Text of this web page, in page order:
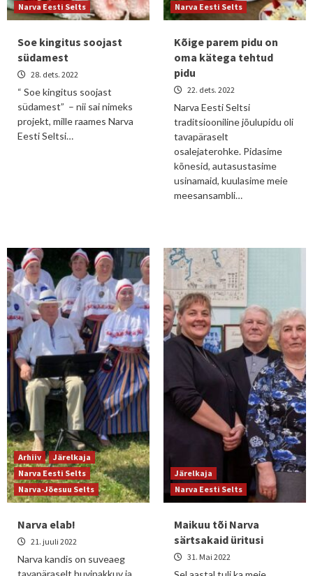
Narva Eesti Selts
Soe kingitus soojast
südamest
28. dets. 2022
“ Soe kingitus soojast
südamest” – nii sai nimeks
projekt, mille raames Narva
Eesti Seltsi…
Narva Eesti Selts
Kõige parem pidu on
oma kätega tehtud
pidu
22. dets. 2022
Narva Eesti Seltsi
traditsiooniline jõulupidu oli
tavapäraselt
osalejaterohke. Pidasime
kõnesid, autasustasime
usinamaid, kuulasime meie
meesansambli…
Arhiiv
Järelkaja
Narva Eesti Selts
Narva-Jõesuu Selts
Narva elab!
21. juuli 2022
Narva kandis on suveaeg
tavapäraselt huvipakkuv ja
Järelkaja
Narva Eesti Selts
Maikuu tõi Narva
särtsakaid üritusi
31. Mai 2022